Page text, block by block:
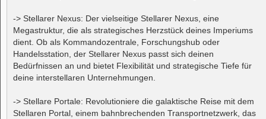
-> Stellarer Nexus: Der vielseitige Stellarer Nexus, eine
Megastruktur, die als strategisches Herzstück deines Imperiums
dient. Ob als Kommandozentrale, Forschungshub oder
Handelsstation, der Stellarer Nexus passt sich deinen
Bedürfnissen an und bietet Flexibilität und strategische Tiefe für
deine interstellaren Unternehmungen.
-> Stellare Portale: Revolutioniere die galaktische Reise mit dem
Stellaren Portal, einem bahnbrechenden Transportnetzwerk, das